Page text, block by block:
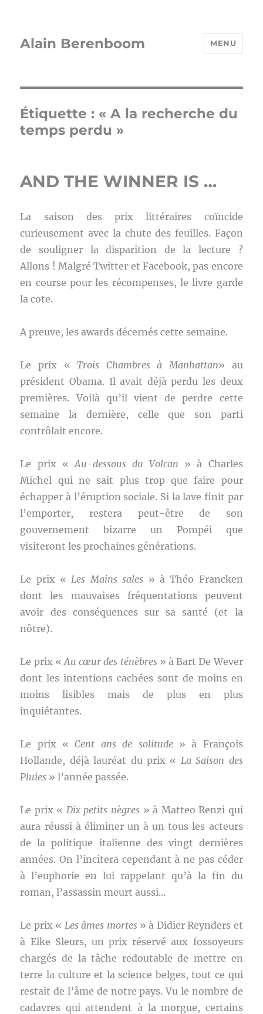
Alain Berenboom MENU
Étiquette : « A la recherche du
temps perdu »
AND THE WINNER IS …
La saison des prix littéraires coïncide
curieusement avec la chute des feuilles. Façon
de souligner la disparition de la lecture ?
Allons ! Malgré Twitter et Facebook, pas encore
en course pour les récompenses, le livre garde
la cote.
A preuve, les awards décernés cette semaine.
Le prix «Trois Chambres à Manhattan» au
président Obama. Il avait déjà perdu les deux
premières. Voilà qu’il vient de perdre cette
semaine la dernière, celle que son parti
contrôlait encore.
Le prix «Au-dessous du Volcan » à Charles
Michel qui ne sait plus trop que faire pour
échapper à l’éruption sociale. Si la lave finit par
l’emporter, restera peut-être de son
gouvernement bizarre un Pompéi que
visiteront les prochaines générations.
Le prix «Les Mains sales » à Théo Francken
dont les mauvaises fréquentations peuvent
avoir des conséquences sur sa santé (et la
nôtre).
Le prix «Au cœur des ténèbres» à Bart De Wever
dont les intentions cachées sont de moins en
moins lisibles mais de plus en plus
inquiétantes.
Le prix «Cent ans de solitude» à François
Hollande, déjà lauréat du prix « La Saison des
Pluies » l’année passée.
Le prix « Dix petits nègres » à Matteo Renzi qui
aura réussi à éliminer un à un tous les acteurs
de la politique italienne des vingt dernières
années. On l’incitera cependant à ne pas céder
à l’euphorie en lui rappelant qu’à la fin du
roman, l’assassin meurt aussi…
Le prix « Les âmes mortes» à Didier Reynders et
à Elke Sleurs, un prix réservé aux fossoyeurs
chargés de la tâche redoutable de mettre en
terre la culture et la science belges, tout ce qui
restait de l’âme de notre pays. Vu le nombre de
cadavres qui attendent à la morgue, certains